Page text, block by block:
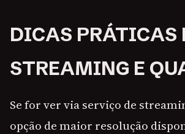
DICAS PRÁTICAS
STREAMING E
Se for ver via serviço de
opção de maior resolução